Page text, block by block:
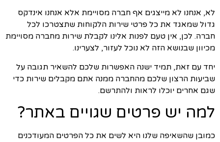
לא, אנחנו לא מייצגים אף חברה מסויימת אלא אנחנו אינדקס
גדול שמאגד את כל פרטי שירות הלקוחות שתצטרכו לכל
חברה. לכן, אין טעם לפנות אלינו לקבלת שירות מחברה מסויימת
מכיוון שבנושא הזה לא נוכל לעזור, לצערינו.
יחד עם זאת, תמיד ישנה האפשרות שלכם להשאיר תגובה על
שביעות הרצון שלכם מהחברה ממנה אתם מקבלים שירות כדי
שגם אחרים יוכלו לראות ולהתרשם.
למה יש פרטים שגויים באתר?
כמובן שהשאיפה שלנו היא לשים את כל הפרטים המעודכנים